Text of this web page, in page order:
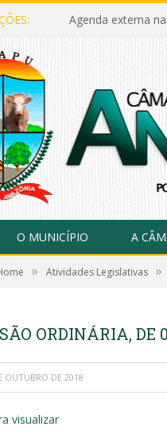
Agenda externa
O MUNICÍPIO A
» Atividades Legislativas »
ORDINÁRIA, DE
OUTUBRO DE 2018
visualizar